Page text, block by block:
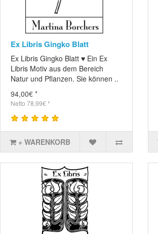
Ex Libris Gingko Blatt
Ex Libris Gingko Blatt ♥ Ein Ex
Libris Motiv aus dem Bereich
Natur und Pflanzen. Sie können ..
94,00€ *
Netto 78,99€ *
+ WARENKORB